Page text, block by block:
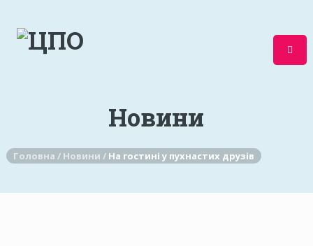
Новини
Головна / Новини / На гостині у пухнастих друзів